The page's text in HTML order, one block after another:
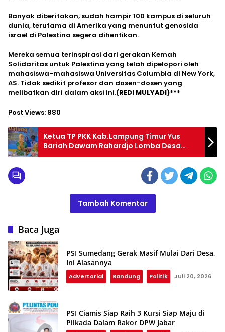
Banyak diberitakan, sudah hampir 100 kampus di seluruh
dunia, terutama di Amerika yang menuntut genosida
israel di Palestina segera dihentikan.
Mereka semua terinspirasi dari gerakan Kemah
Solidaritas untuk Palestina yang telah dipelopori oleh
mahasiswa-mahasiswa Universitas Columbia di New York,
AS. Tidak sedikit profesor dan dosen-dosen yang
melibatkan diri dalam aksi ini.(REDI MULYADI)***
Post Views: 880
Ketua TP PKK Kab.Lampung Timur Yus
Bariah Dawam Rahardjo Lomba Desa
Sebagai Ajang Evaluasi Berbenah Tenteng
Tambah Komentar
Baca Juga
PSI Sumedang Gerak Masif Mulai Dari Desa,
Ini Alasannya
Advertorial Bandung Politik Juli 20, 2026
PSI Ciamis Siap Raih 3 Kursi Siap Maju di
Pilkada Dalam Rakor DPW Jabar